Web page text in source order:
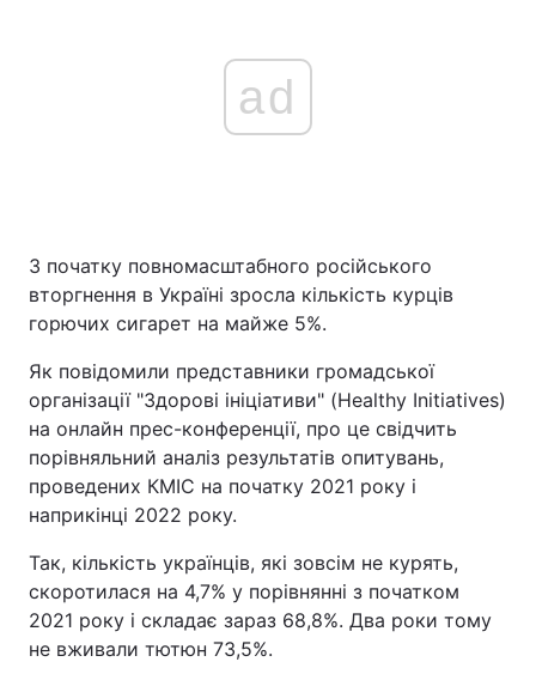
ad
З початку повномасштабного російського
вторгнення в Україні зросла кількість курців
горючих сигарет на майже 5%.
Як повідомили представники громадської
організації "Здорові ініціативи" (Healthy Initiatives)
на онлайн прес-конференції, про це свідчить
порівняльний аналіз результатів опитувань,
проведених КМІС на початку 2021 року і
наприкінці 2022 року.
Так, кількість українців, які зовсім не курять,
скоротилася на 4,7% у порівнянні з початком
2021 року і складає зараз 68,8%. Два роки тому
не вживали тютюн 73,5%.